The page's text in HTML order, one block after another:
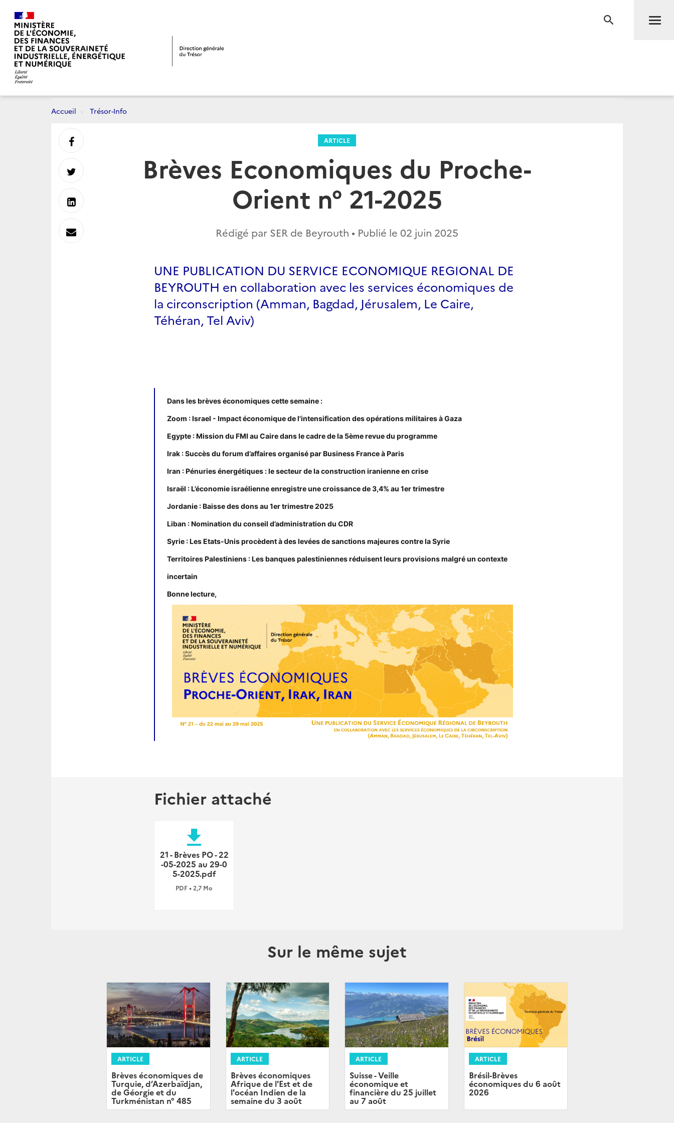
RECHERCHE
Accueil Trésor-Info
ARTICLE
Brèves Economiques du Proche-
Orient n° 21-2025
Rédigé par SER de Beyrouth • Publié le 02 juin 2025
UNE PUBLICATION DU SERVICE ECONOMIQUE REGIONAL DE
BEYROUTH en collaboration avec les services économiques de
la circonscription (Amman, Bagdad, Jérusalem, Le Caire,
Téhéran, Tel Aviv)
Dans les brèves économiques cette semaine :
Zoom :Israel - Impact économique de l'intensification des opérations militaires à Gaza
Egypte : Mission du FMI au Caire dans le cadre de la 5ème revue du programme
Irak : Succès du forum d’affaires organisé par Business France à Paris
Iran : Pénuries énergétiques : le secteur de la construction iranienne en crise
Israël : L’économie israélienne enregistre une croissance de 3,4% au 1er trimestre
Jordanie : Baisse des dons au 1er trimestre 2025
Liban : Nomination du conseil d’administration du CDR
Syrie : Les Etats-Unis procèdent à des levées de sanctions majeures contre la Syrie
Territoires Palestiniens : Les banques palestiniennes réduisent leurs provisions malgré un contexte
incertain
Bonne lecture,
Fichier attaché
file_download
21 - Brèves PO - 22
-05-2025 au 29-0
5-2025.pdf
PDF • 2,7 Mo
Sur le même sujet
ARTICLE
Brèves économiques de
Turquie, d’Azerbaïdjan,
de Géorgie et du
Turkménistan n° 485
ARTICLE
Brèves économiques
Afrique de l'Est et de
l'océan Indien de la
semaine du 3 août
ARTICLE
Suisse - Veille
économique et
financière du 25 juillet
au 7 août
ARTICLE
Brésil-Brèves
économiques du 6 août
2026
Partager
sur
Partager
sur
Partager
sur
Envoyer